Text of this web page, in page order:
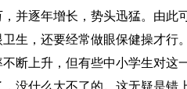
并逐年增长，势头迅猛。由此
生，还要经常做眼保健操才行
断上升，但有些中小学生对这
没什么大不了的。这无疑是错